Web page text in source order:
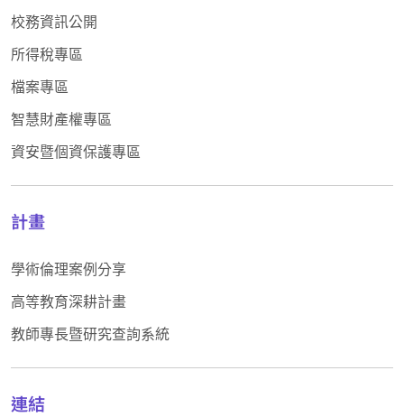
校務資訊公開
所得稅專區
檔案專區
智慧財產權專區
資安暨個資保護專區
計畫
學術倫理案例分享
高等教育深耕計畫
教師專長暨研究查詢系統
連結